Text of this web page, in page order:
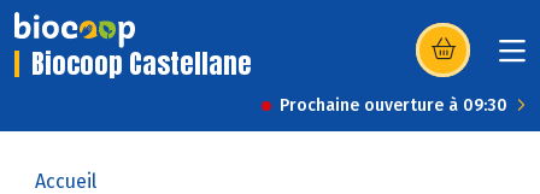
Biocoop Castellane (s’ouvre dans
Prochaine ouverture à 09:30
Accueil